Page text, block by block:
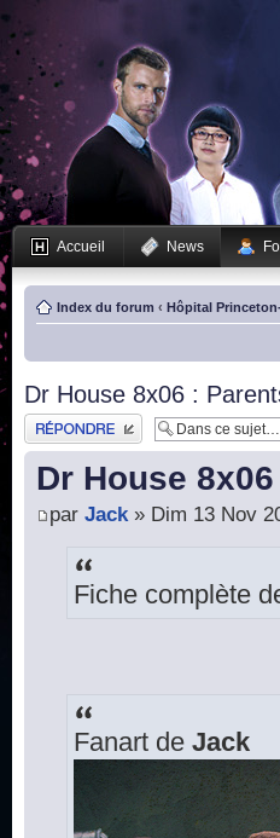
Accueil News
Index du forum ‹ Hôpital
Dr House 8x06 :
Publier une réponse
Dr House
par Jack» Dim 13 Nov
Fiche complète
Fanart de Jack